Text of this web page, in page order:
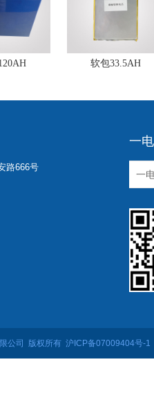
路666号
一
公司 版权所有 沪ICP备07009404号-1